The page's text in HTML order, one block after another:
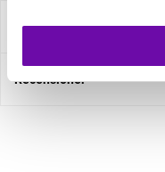
Fråga om produkt
Recensioner